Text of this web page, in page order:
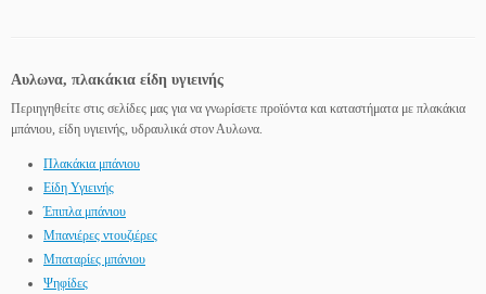
Αυλωνα, πλακάκια είδη υγιεινής
Περιηγηθείτε στις σελίδες μας για να γνωρίσετε προϊόντα και καταστήματα με πλακάκια
μπάνιου, είδη υγιεινής, υδραυλικά στον Αυλωνα.
Πλακάκια μπάνιου
Είδη Υγιεινής
Έπιπλα μπάνιου
Μπανιέρες ντουζιέρες
Μπαταρίες μπάνιου
Ψηφίδες